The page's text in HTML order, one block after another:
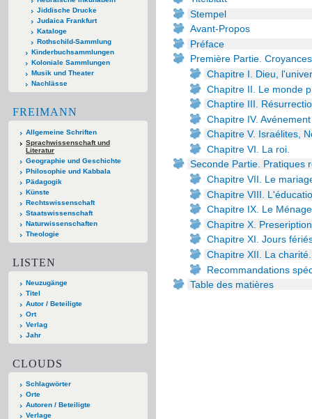
Jiddische Drucke
Judaica Frankfurt
Kataloge
Rothschild-Sammlung
Kinderbuchsammlungen
Koloniale Sammlungen
Musik und Theater
Nachlässe
FREIMANN
Allgemeine Schriften
Sprachwissenschaft und
Literatur
Geographie und Geschichte
Philosophie und Kabbala
Pädagogik
Künste
Rechtswissenschaft
Staatswissenschaft
Naturwissenschaften
Theologie
LISTEN
Neuzugänge
Titel
Autor / Beteiligte
Ort
Verlag
Jahr
CLOUDS
Schlagwörter
Orte
Autoren / Beteiligte
Verlage
Stempel
Avant-Propos
Préface
Première Partie. Croyances
Chapitre I. Dieu,
Chapitre II. Le monde
Chaptire III.
Chapitre IV.
Chapitre V. Israélites,
Chapitre VI. La roi.
Seconde Partie. Pratiques
Chapitre VII. Le
Chapitre VIII.
Chapitre IX. Le
Chapitre X.
Chapitre XI. Jours
Chapitre XII. La charité.
Recommandations
Table des matières